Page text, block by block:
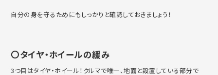
自分の身を守るためにもしっかりと確認しておきましょう！
〇タイヤ・ホイールの緩み
3つ目はタイヤ・ホイール！クルマで唯一、地面と設置している部分で